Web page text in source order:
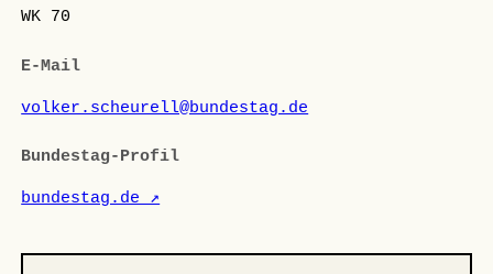
WK 70
E-Mail
volker.scheurell@bundestag.de
Bundestag-Profil
bundestag.de ↗